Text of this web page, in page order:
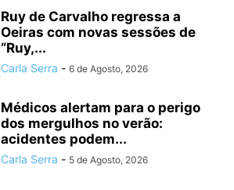
Ruy de Carvalho regressa a
Oeiras com novas sessões de
“Ruy,...
Carla Serra - 6 de Agosto, 2026
Médicos alertam para o perigo
dos mergulhos no verão:
acidentes podem...
Carla Serra - 5 de Agosto, 2026